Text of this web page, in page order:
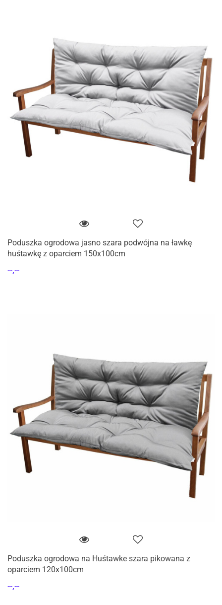
Poduszka ogrodowa jasno szara podwójna na ławkę
huśtawkę z oparciem 150x100cm
--,--
Poduszka ogrodowa na Huśtawke szara pikowana z
oparciem 120x100cm
--,--